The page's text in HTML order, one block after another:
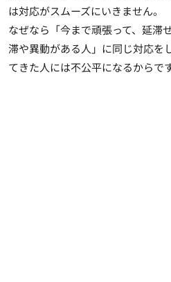
は対応がスムーズにいきません。
なぜなら「今まで頑張って、延滞
滞や異動がある人」に同じ対応を
てきた人には不公平になるからです